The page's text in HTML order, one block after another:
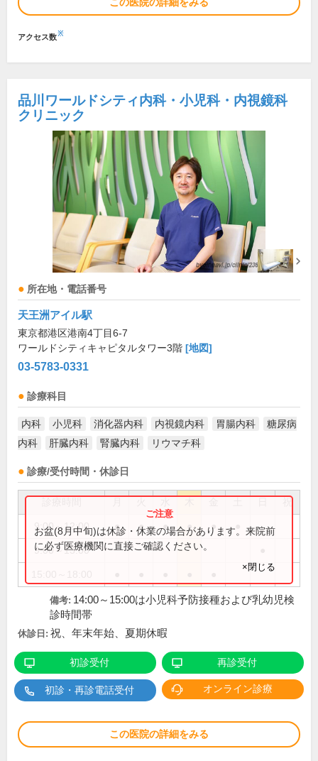
アクセス数※
品川ワールドシティ内科・小児科・内視鏡科
クリニック
所在地・電話番号
天王洲アイル駅
東京都港区港南4丁目6-7
ワールドシティキャピタルタワー3階 [地図]
03-5783-0331
診療科目
内科 小児科 消化器内科 内視鏡内科 胃腸内科
糖尿病
内科
肝臓内科 腎臓内科 リウマチ科
診療/受付時間・休診日
祝
9:00～12:00 ● ● ● ● ●
9:00～13:00
お盆(8月中旬)は休診・休業の場合があります。来院前
に必ず医療機関に直接ご確認ください。
×閉じる
備考: 14:00～15:00は小児科予防接種および乳幼児検
診時間帯
休診日: 祝、年末年始、夏期休暇
初診受付 再診受付
初診・再診電話受付 オンライン診療
この医院の詳細をみる